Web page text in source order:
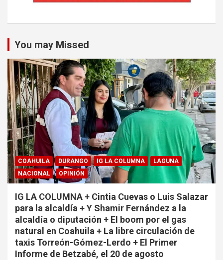
You may Missed
COAHUILA DURANGO IG LA COLUMNA
LAGUNA
NACIONAL
OPINIÓN
IG LA COLUMNA + Cintia Cuevas o Luis Salazar
para la alcaldía + Y Shamir Fernández a la
alcaldía o diputación + El boom por el gas
natural en Coahuila + La libre circulación de
taxis Torreón-Gómez-Lerdo + El Primer
Informe de Betzabé, el 20 de agosto